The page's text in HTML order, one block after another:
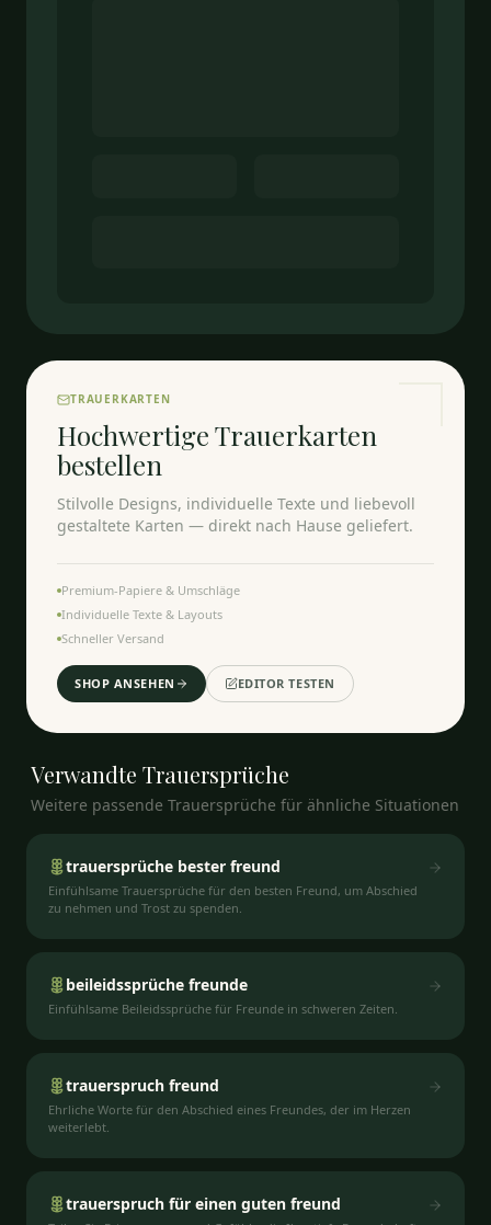
TRAUERKARTEN
Hochwertige Trauerkarten
bestellen
Stilvolle Designs, individuelle Texte und liebevoll
gestaltete Karten — direkt nach Hause geliefert.
Premium-Papiere & Umschläge
Individuelle Texte & Layouts
Schneller Versand
SHOP ANSEHEN EDITOR TESTEN
Verwandte Trauersprüche
Weitere passende Trauersprüche für ähnliche Situationen
trauersprüche bester freund
Einfühlsame Trauersprüche für den besten Freund, um Abschied
zu nehmen und Trost zu spenden.
beileidssprüche freunde
Einfühlsame Beileidssprüche für Freunde in schweren Zeiten.
trauerspruch freund
Ehrliche Worte für den Abschied eines Freundes, der im Herzen
weiterlebt.
trauerspruch für einen guten freund